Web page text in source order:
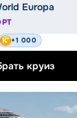
Europa
+1 000
круиз